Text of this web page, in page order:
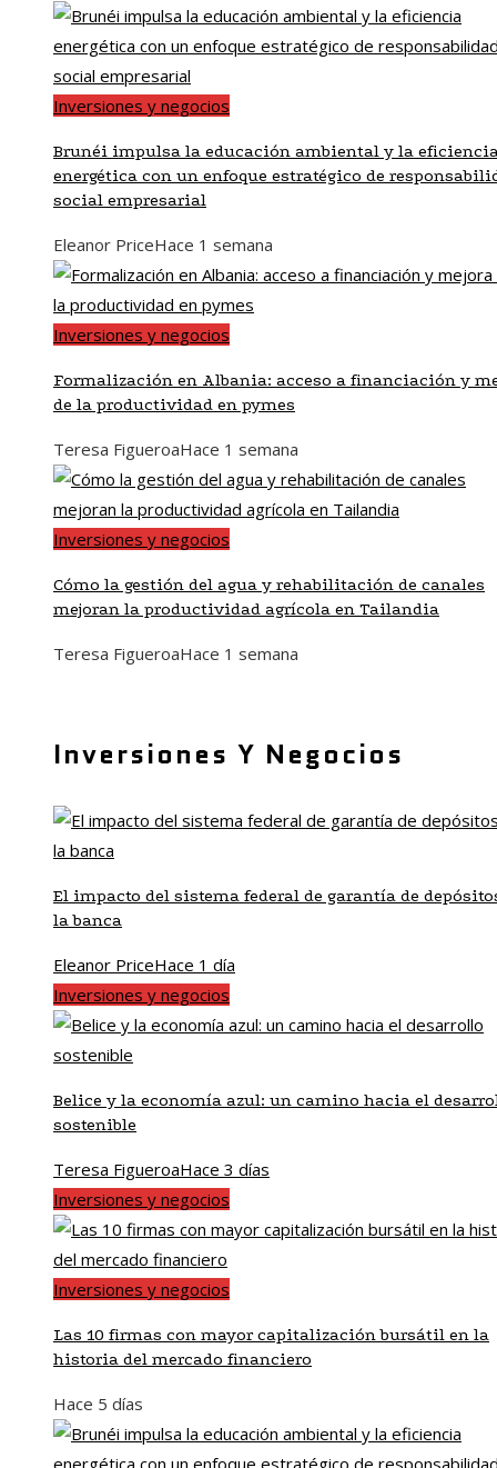
Inversiones y negocios
Brunéi impulsa la educación ambiental y la
energética con un enfoque estratégico de
social empresarial
Eleanor PriceHace 1 semana
Inversiones y negocios
Formalización en Albania: acceso a financiación y
de la productividad en pymes
Teresa FigueroaHace 1 semana
Inversiones y negocios
Cómo la gestión del agua y rehabilitación de canales
mejoran la productividad agrícola en Tailandia
Teresa FigueroaHace 1 semana
Inversiones Y Negocios
El impacto del sistema federal de garantía de
la banca
Eleanor PriceHace 1 día
Inversiones y negocios
Belice y la economía azul: un camino hacia el
sostenible
Teresa FigueroaHace 3 días
Inversiones y negocios
Inversiones y negocios
Las 10 firmas con mayor capitalización bursátil en la
historia del mercado financiero
Hace 5 días